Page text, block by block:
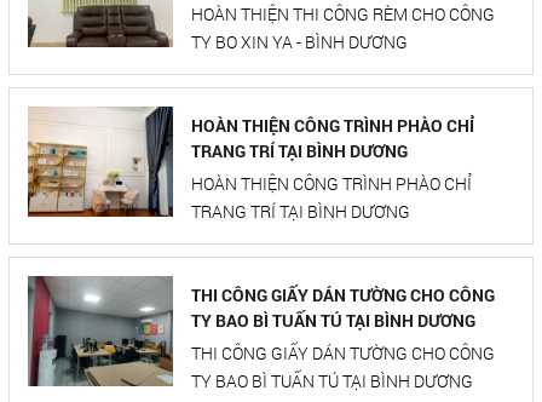
HOÀN THIỆN THI CÔNG RÈM CHO CÔNG
TY BO XIN YA - BÌNH DƯƠNG
HOÀN THIỆN CÔNG TRÌNH PHÀO CHỈ
TRANG TRÍ TẠI BÌNH DƯƠNG
HOÀN THIỆN CÔNG TRÌNH PHÀO CHỈ
TRANG TRÍ TẠI BÌNH DƯƠNG
THI CÔNG GIẤY DÁN TƯỜNG CHO CÔNG
TY BAO BÌ TUẤN TÚ TẠI BÌNH DƯƠNG
THI CÔNG GIẤY DÁN TƯỜNG CHO CÔNG
TY BAO BÌ TUẤN TÚ TẠI BÌNH DƯƠNG